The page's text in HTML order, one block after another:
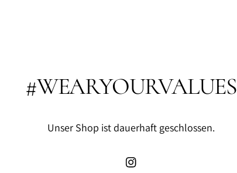
#WEARYOURVALUES
Unser Shop ist dauerhaft geschlossen.
Instagram